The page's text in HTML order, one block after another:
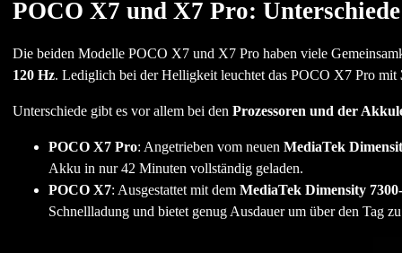
POCO X7 und X7 Pro:
Die beiden Modelle POCO X7 und X7 Pro haben viele
120 Hz. Lediglich bei der Helligkeit leuchtet das POCO X7 Pro mit
Unterschiede gibt es vor allem bei den Prozessoren und der
POCO X7 Pro: Angetrieben vom neuen MediaTek
Akku in nur 42 Minuten vollständig geladen.
POCO X7: Ausgestattet mit dem MediaTek Dimensity
Schnellladung und bietet genug Ausdauer um über den Tag